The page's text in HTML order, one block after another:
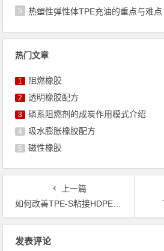
5 热塑性弹性体TPE充油的重点与难点
热门文章
1 阻燃橡胶
2 透明橡胶配方
3 磷系阻燃剂的成炭作用模式介绍
4 吸水膨胀橡胶配方
5 磁性橡胶
上一篇
如何改善TPE-S粘接HDPE的强度？
发表评论